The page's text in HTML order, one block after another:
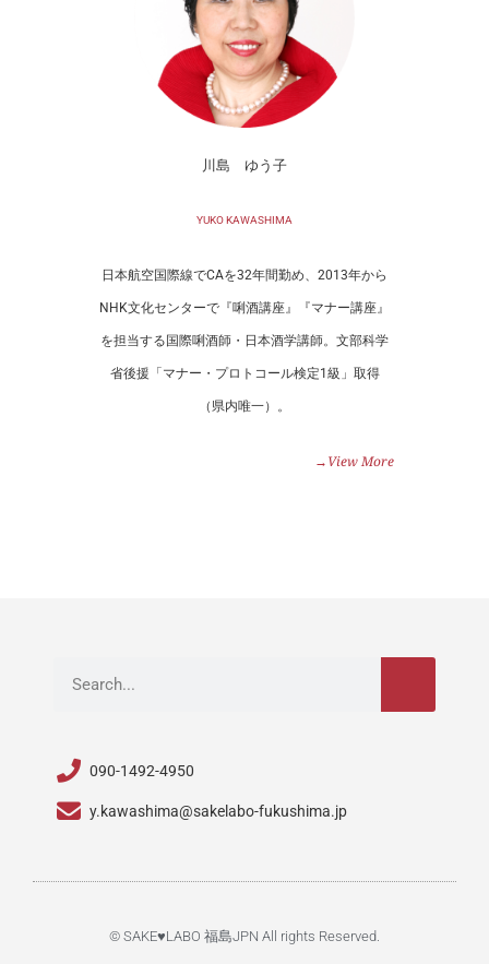
川島 ゆう子
YUKO KAWASHIMA
日本航空国際線でCAを32年間勤め、2013年から
NHK文化センターで『唎酒講座』『マナー講座』
を担当する国際唎酒師・日本酒学講師。文部科学
省後援「マナー・プロトコール検定1級」取得
（県内唯一）。
→View More
090-1492-4950
y.kawashima@sakelabo-fukushima.jp
© SAKE♥LABO 福島JPN All rights Reserved.